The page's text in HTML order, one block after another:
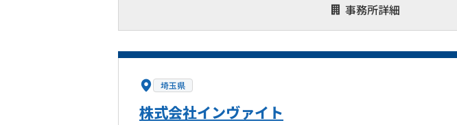
事務所詳細
埼玉県
株式会社インヴァイト